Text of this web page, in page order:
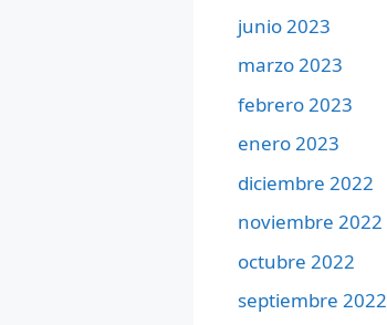
junio 2023
marzo 2023
febrero 2023
enero 2023
diciembre 2022
noviembre 2022
octubre 2022
septiembre 2022